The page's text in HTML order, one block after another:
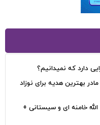
که نمیدانیم؟
بهترین هدیه برای نوزاد
خامنه ای و سیستانی +